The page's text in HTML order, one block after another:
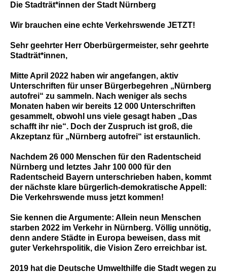
Die Stadträt*innen der Stadt Nürnberg
Wir brauchen eine echte Verkehrswende JETZT!
Sehr geehrter Herr Oberbürgermeister, sehr geehrte
Stadträt*innen,
Mitte April 2022 haben wir angefangen, aktiv
Unterschriften für unser Bürgerbegehren „Nürnberg
autofrei“ zu sammeln. Nach weniger als sechs
Monaten haben wir bereits 12 000 Unterschriften
gesammelt, obwohl uns viele gesagt haben „Das
schafft ihr nie“. Doch der Zuspruch ist groß, die
Akzeptanz für „Nürnberg autofrei“ ist erstaunlich.
Nachdem 26 000 Menschen für den Radentscheid
Nürnberg und letztes Jahr 100 000 für den
Radentscheid Bayern unterschrieben haben, kommt
der nächste klare bürgerlich-demokratische Appell:
Die Verkehrswende muss jetzt kommen!
Sie kennen die Argumente: Allein neun Menschen
starben 2022 im Verkehr in Nürnberg. Völlig unnötig,
denn andere Städte in Europa beweisen, dass mit
guter Verkehrspolitik, die Vision Zero erreichbar ist.
2019 hat die Deutsche Umwelthilfe die Stadt wegen zu